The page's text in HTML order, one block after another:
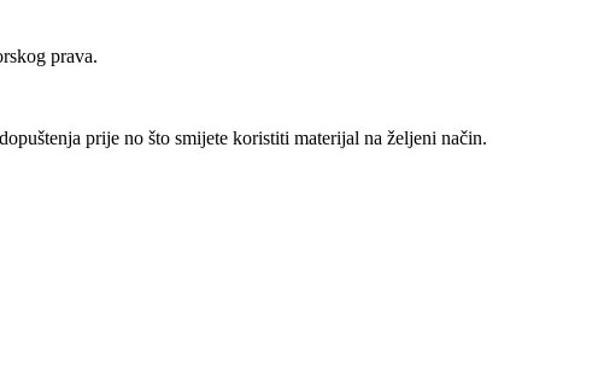
prava.
prije no što smijete koristiti materijal na željeni način.